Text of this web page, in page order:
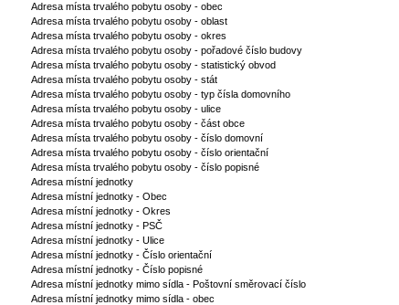
Adresa místa trvalého pobytu osoby - obec
Adresa místa trvalého pobytu osoby - oblast
Adresa místa trvalého pobytu osoby - okres
Adresa místa trvalého pobytu osoby - pořadové číslo budovy
Adresa místa trvalého pobytu osoby - statistický obvod
Adresa místa trvalého pobytu osoby - stát
Adresa místa trvalého pobytu osoby - typ čísla domovního
Adresa místa trvalého pobytu osoby - ulice
Adresa místa trvalého pobytu osoby - část obce
Adresa místa trvalého pobytu osoby - číslo domovní
Adresa místa trvalého pobytu osoby - číslo orientační
Adresa místa trvalého pobytu osoby - číslo popisné
Adresa místní jednotky
Adresa místní jednotky - Obec
Adresa místní jednotky - Okres
Adresa místní jednotky - PSČ
Adresa místní jednotky - Ulice
Adresa místní jednotky - Číslo orientační
Adresa místní jednotky - Číslo popisné
Adresa místní jednotky mimo sídla - Poštovní směrovací číslo
Adresa místní jednotky mimo sídla - obec